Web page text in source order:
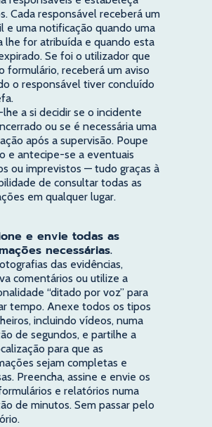
Cada responsável receberá um
e uma notificação quando uma
lhe for atribuída e quando esta
Se foi o utilizador que
formulário, receberá um aviso
o responsável tiver concluído
lhe a si decidir se o incidente
ou se é necessária uma
após a supervisão. Poupe
e antecipe-se a eventuais
ou imprevistos — tudo graças à
de consultar todas as
em qualquer lugar.
e envie todas as
necessárias.
das evidências,
comentários ou utilize a
“ditado por voz” para
tempo. Anexe todos os tipos
incluindo vídeos, numa
de segundos, e partilhe a
para que as
sejam completas e
Preencha, assine e envie os
e relatórios numa
de minutos. Sem passar pelo